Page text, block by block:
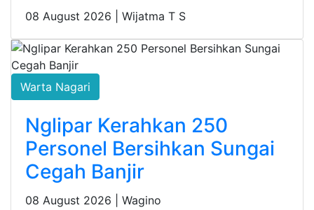
08 August 2026 | Wijatma T S
Warta Nagari
Nglipar Kerahkan 250
Personel Bersihkan Sungai
Cegah Banjir
08 August 2026 | Wagino